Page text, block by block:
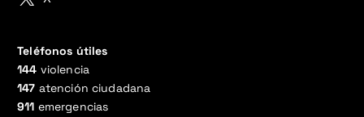
Teléfonos útiles
144 violencia
147 atención ciudadana
911 emergencias